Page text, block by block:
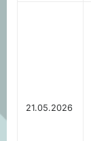
21.05.2026